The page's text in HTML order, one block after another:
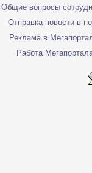
Общие вопросы
Отправка новости в
Реклама в
Работа